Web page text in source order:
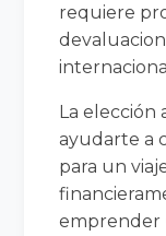
requiere
La elección
ayudarte a
para un
emprender